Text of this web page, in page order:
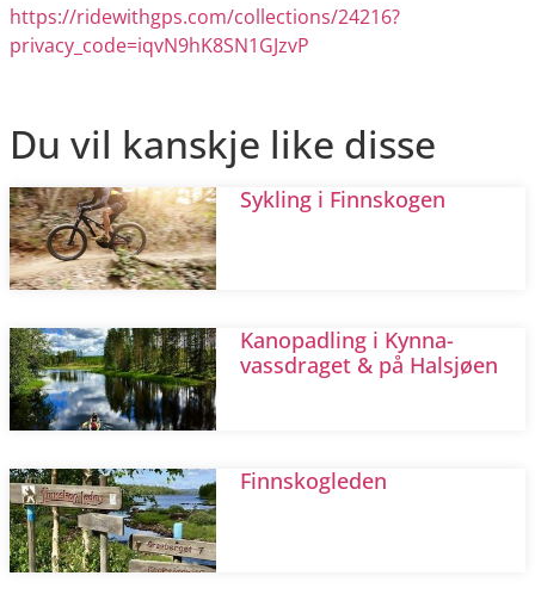
https://ridewithgps.com/collections/24216?
privacy_code=iqvN9hK8SN1GJzvP
Du vil kanskje like disse
Sykling i Finnskogen
Kanopadling i Kynna-
vassdraget & på Halsjøen
Finnskogleden